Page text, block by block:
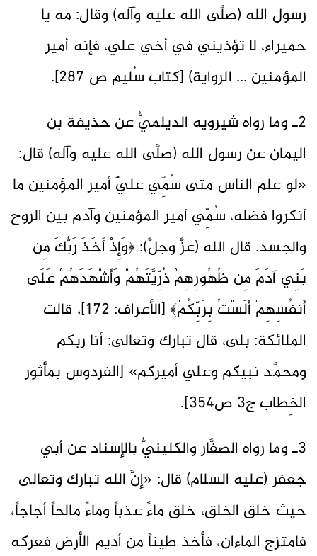
رسول الله (صلَّى الله عليه وآله) وقال: مه يا
حميراء، لا تؤذيني في أخي علي، فإنه أمير
المؤمنين ... الرواية) [كتاب سُليم ص ٢٨٧].
2ـ وما رواه شيرويه الديلميُّ عن حذيفة بن
اليمان عن رسول الله (صلَّى الله عليه وآله) قال:
«لو علم الناس متى سُمِّي عليٌّ أمير المؤمنين ما
أنكروا فضله، سُمِّي أمير المؤمنين وآدم بين ‌الروح
‌والجسد. قال الله (عزَّ وجلَّ): ﴿وَإِذْ أَخَذَ رَبُّكَ مِن
بَنِي آدَمَ مِن ظُهُورِهِمْ ذُرِّيَّتَهُمْ وَأَشْهَدَهُمْ عَلَى
أَنفُسِهِمْ أَلَسْتُ بِرَبِّكُمْ﴾ [الأعراف: 172]، قالت
الملائكة: بلى، قال تبارك وتعالى: أنا ربكم
ومحمَّد نبيكم وعلي أميركم» [الفردوس بمأثور
الخِطاب ج3 ص354].
3ـ وما رواه الصفَّار والكلينيُّ بالإسناد عن أبي
جعفر (عليه السلام) قال: «إنَّ الله تبارك وتعالى
حيث خلق الخلق، خلق ماءً عذباً وماءً مالحاً أجاجاً،
فامتزج الماءان، فأخذ طيناً من أديم الأرض فعركه